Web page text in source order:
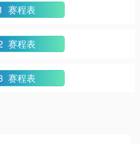
赛程表
赛程表
赛程表